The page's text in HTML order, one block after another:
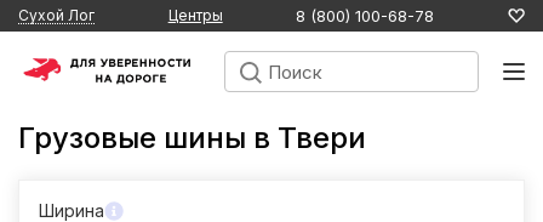
Сухой Лог Центры 8 (800) 100-68-78
Грузовые шины в Твери
Ширина